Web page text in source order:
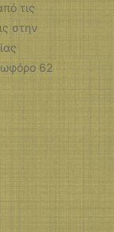
τις
στην
62